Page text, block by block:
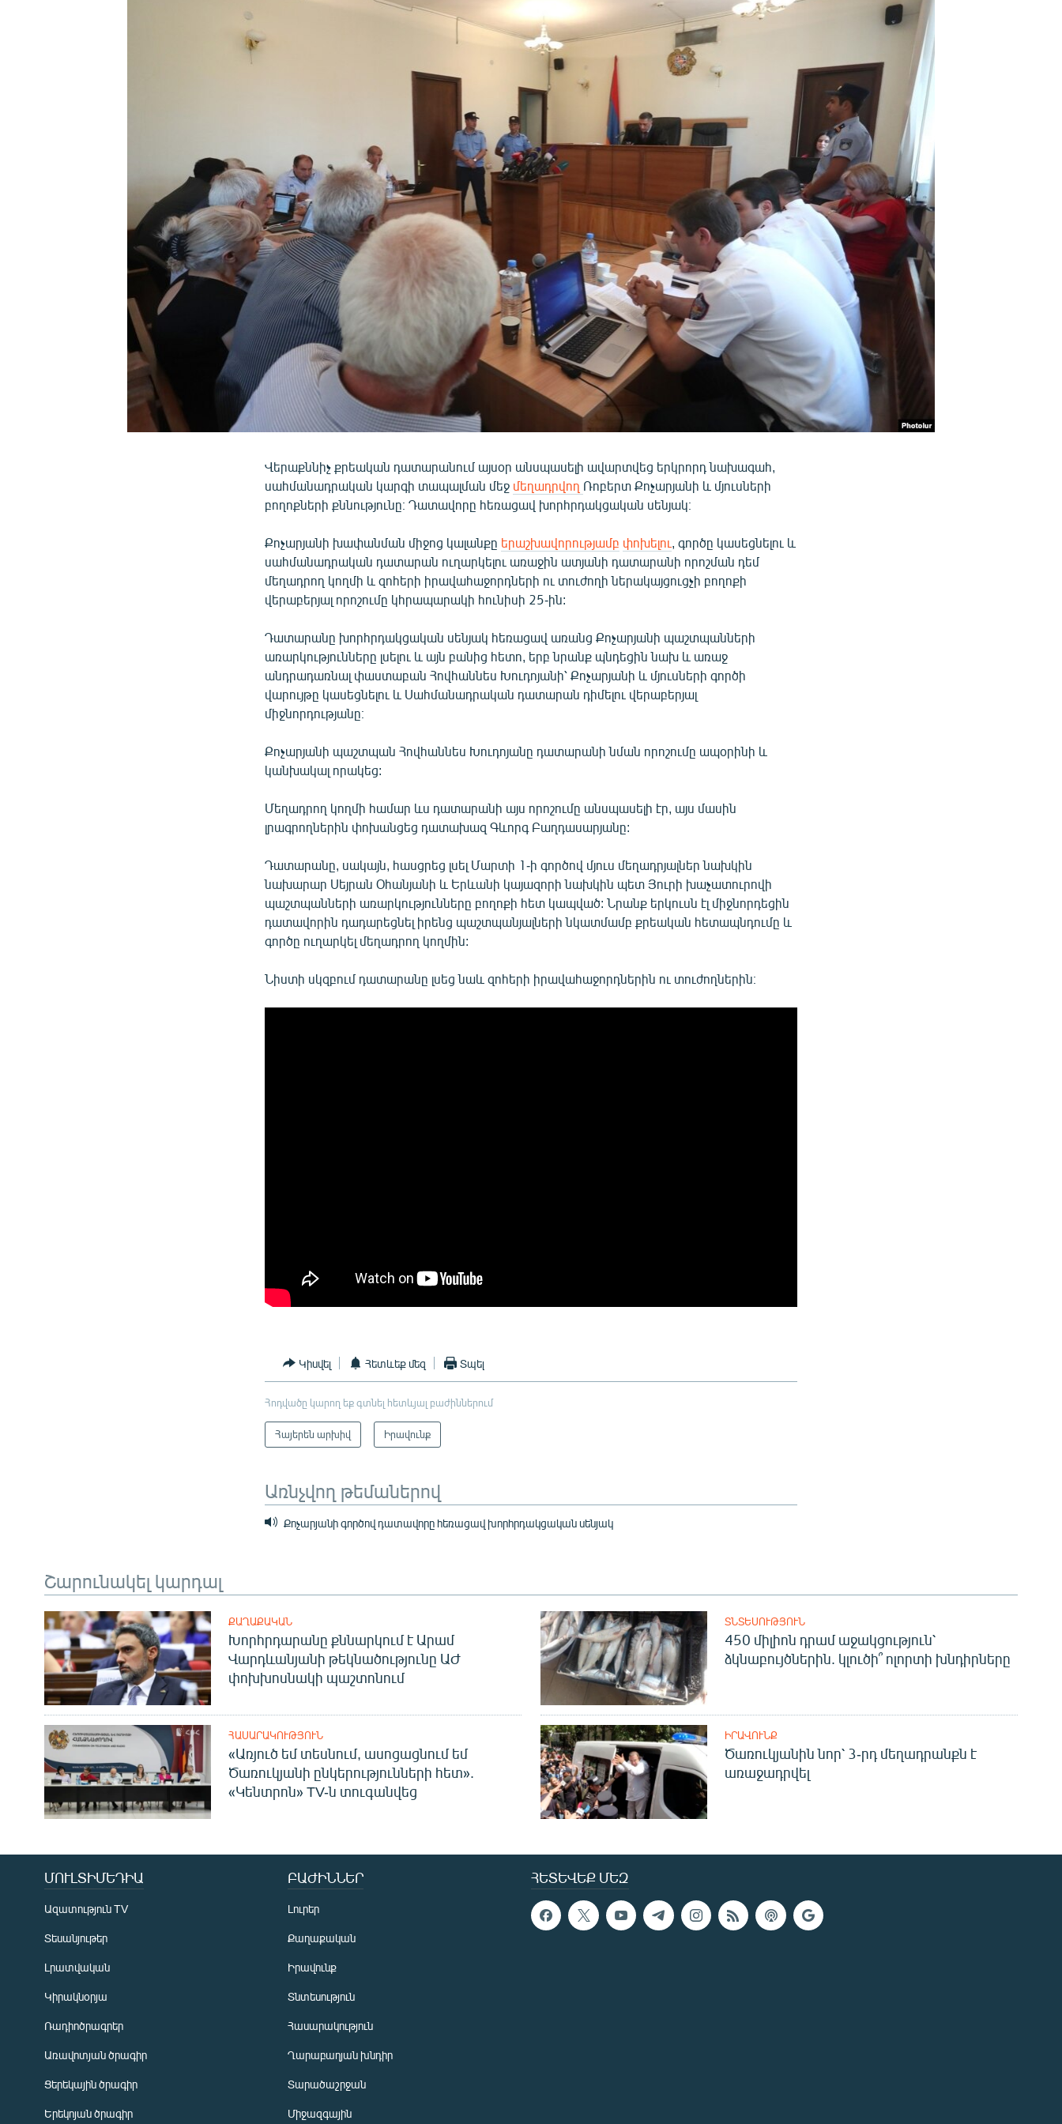
ՁԳՏԵԼՈՎ ԼԱՎԱԳՈՒՅՆԻՆ
Վերաքննիչ քրեական դատարանում այսօր անսպասելի ավարտվեց երկրորդ նախագահ,
սահմանադրական կարգի տապալման մեջ մեղադրվող Ռոբերտ Քոչարյանի և մյուսների
բողոքների քննությունը։ Դատավորը հեռացավ խորհրդակցական սենյակ։
Քոչարյանի խափանման միջոց կալանքը երաշխավորությամբ փոխելու , գործը կասեցնելու և
սահմանադրական դատարան ուղարկելու առաջին ատյանի դատարանի որոշման դեմ
մեղադրող կողմի և զոհերի իրավահաջորդների ու տուժողի ներակայցուցչի բողոքի
վերաբերյալ որոշումը կհրապարակի հունիսի 25-ին:
Դատարանը խորհրդակցական սենյակ հեռացավ առանց Քոչարյանի պաշտպանների
առարկությունները լսելու և այն բանից հետո, երբ նրանք պնդեցին նախ և առաջ
անդրադառնալ փաստաբան Հովհաննես Խուդոյանի՝ Քոչարյանի և մյուսների գործի
վարույթը կասեցնելու և Սահմանադրական դատարան դիմելու վերաբերյալ
միջնորդությանը։
Քոչարյանի պաշտպան Հովհաննես Խուդոյանը դատարանի նման որոշումը ապօրինի և
կանխակալ որակեց:
Մեղադրող կողմի համար ևս դատարանի այս որոշումը անսպասելի էր, այս մասին
լրագրողներին փոխանցեց դատախազ Գևորգ Բաղդասարյանը:
Դատարանը, սակայն, հասցրեց լսել Մարտի 1-ի գործով մյուս մեղադրյալներ նախկին
նախարար Սեյրան Օհանյանի և Երևանի կայազորի նախկին պետ Յուրի խաչատուրովի
պաշտպանների առարկությունները բողոքի հետ կապված: Նրանք երկուսն էլ միջնորդեցին
դատավորին դադարեցնել իրենց պաշտպանյալների նկատմամբ քրեական հետապնդումը և
գործը ուղարկել մեղադրող կողմին:
Նիստի սկզբում դատարանը լսեց նաև զոհերի իրավահաջորդներին ու տուժողներին։
Կիսվել Հետևեք մեզ Տպել
Հոդվածը կարող եք գտնել հետևյալ բաժիններում
Հայերեն արխիվ Իրավունք
Առնչվող թեմաներով
Քոչարյանի գործով դատավորը հեռացավ խորհրդակցական սենյակ
Շարունակել կարդալ
ՔԱՂԱՔԱԿԱՆ
Խորհրդարանը քննարկում է Արամ
Վարդևանյանի թեկնածությունը ԱԺ
փոխխոսնակի պաշտոնում
ՏՆՏԵՍՈՒԹՅՈՒՆ
450 միլիոն դրամ աջակցություն՝
ձկնաբույծներին. կլուծի՞ ոլորտի խնդիրները
ՀԱՍԱՐԱԿՈՒԹՅՈՒՆ
«Առյուծ եմ տեսնում, ասոցացնում եմ
Ծառուկյանի ընկերությունների հետ».
«Կենտրոն» TV-ն տուգանվեց
ԻՐԱՎՈՒՆՔ
Ծառուկյանին նոր՝ 3-րդ մեղադրանքն է
առաջադրվել
ՀԵՏԵՎԵՔ ՄԵԶ
ՄՈՒԼՏԻՄԵԴԻԱ
Ազատություն TV
Տեսանյութեր
Լրատվական
Կիրակնօրյա
Ռադիոծրագրեր
Առավոտյան ծրագիր
Ցերեկային ծրագիր
Երեկոյան ծրագիր
ԲԱԺԻՆՆԵՐ
Լուրեր
Քաղաքական
Իրավունք
Տնտեսություն
Հասարակություն
Ղարաբաղյան խնդիր
Տարածաշրջան
Միջազգային